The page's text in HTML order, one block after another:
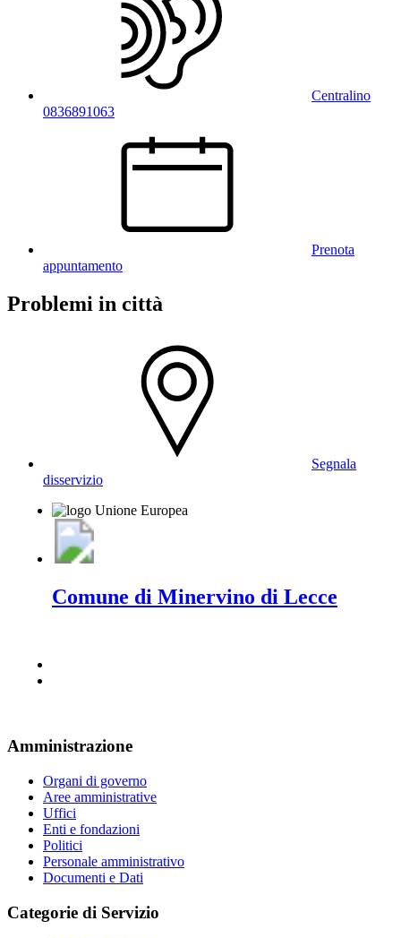
Centralino
0836891063
Prenota
appuntamento
Problemi in città
Segnala
disservizio
Comune di Minervino di Lecce
Amministrazione
Organi di governo
Aree amministrative
Uffici
Enti e fondazioni
Politici
Personale amministrativo
Documenti e Dati
Categorie di Servizio